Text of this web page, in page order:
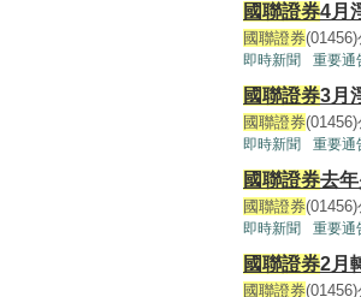
國聯證券4月
國聯證券
即時新聞 重要通
國聯證券3月
國聯證券
即時新聞 重要通
國聯證券去
國聯證券
即時新聞 重要通
國聯證券2月
國聯證券